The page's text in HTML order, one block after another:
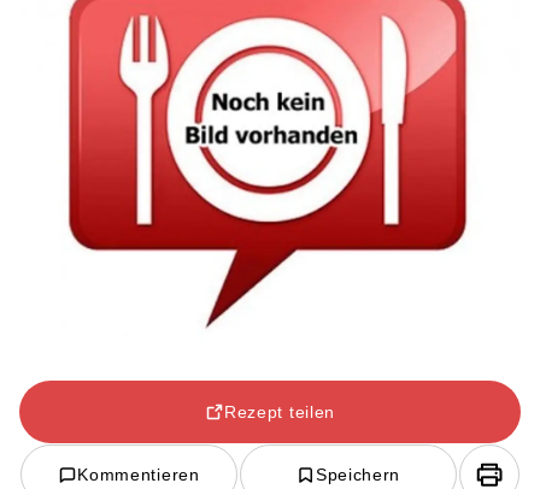
Rezept teilen
Kommentieren Speichern